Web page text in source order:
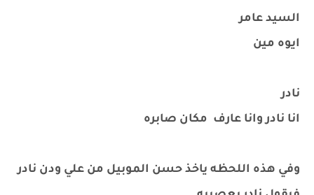
السيد عامر
ايوه مين
نادر
انا نادر وانا عارف مكان صابره
وفي هذه اللحظه ياخذ حسن الموبيل من علي ودن نادر